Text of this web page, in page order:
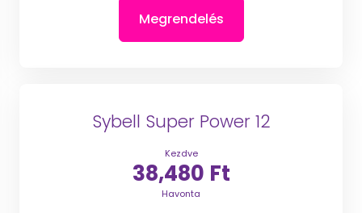
Megrendelés
Sybell Super Power 12
Kezdve
38,480 Ft
Havonta